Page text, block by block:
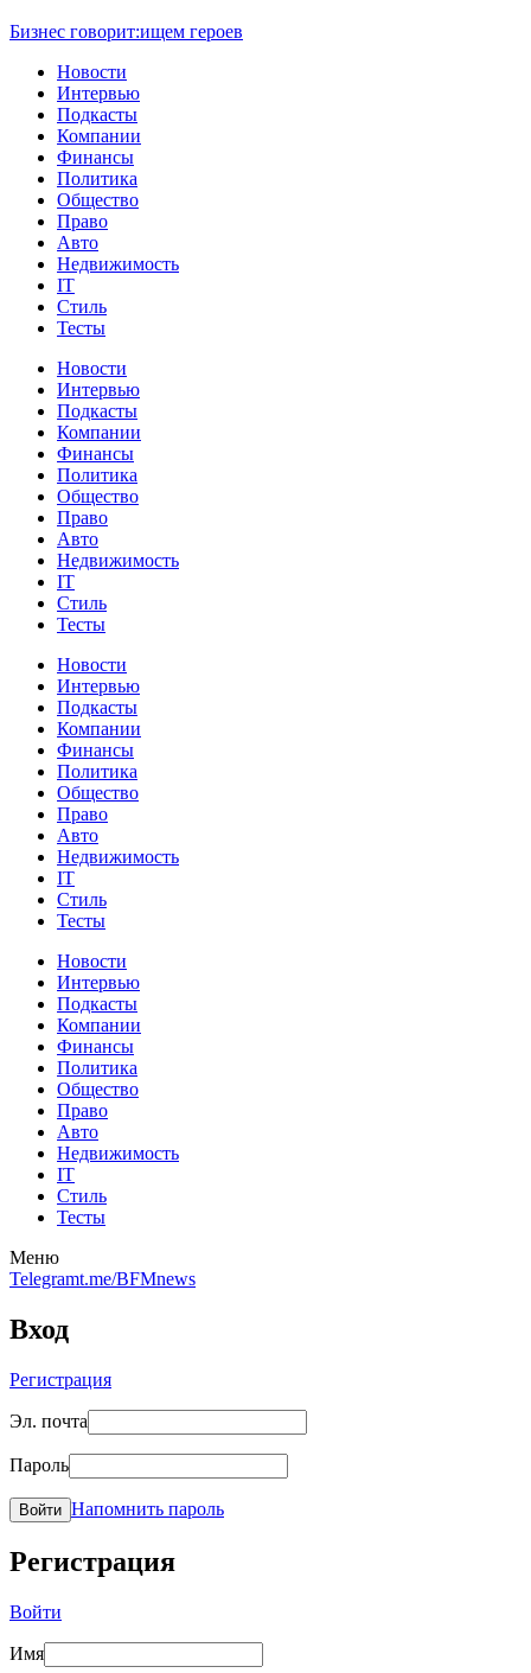
Бизнес говорит:ищем героев
Новости
Интервью
Подкасты
Компании
Финансы
Политика
Общество
Право
Авто
Недвижимость
IT
Стиль
Тесты
Новости
Интервью
Подкасты
Компании
Финансы
Политика
Общество
Право
Авто
Недвижимость
IT
Стиль
Тесты
Новости
Интервью
Подкасты
Компании
Финансы
Политика
Общество
Право
Авто
Недвижимость
IT
Стиль
Тесты
Новости
Интервью
Подкасты
Компании
Финансы
Политика
Общество
Право
Авто
Недвижимость
IT
Стиль
Тесты
Меню
Telegramt.me/BFMnews
Вход
Регистрация
Эл. почта
Пароль
Войти Напомнить пароль
Регистрация
Войти
Имя